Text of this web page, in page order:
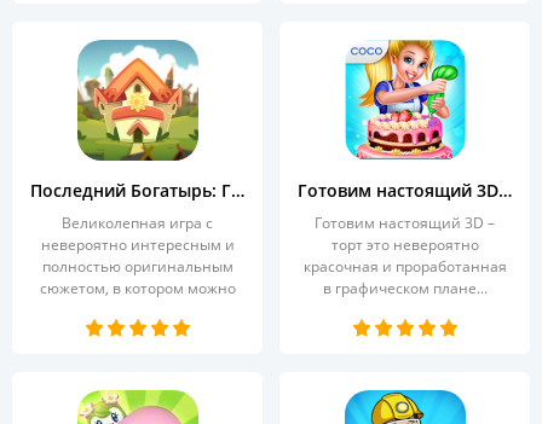
Последний Богатырь: Герои Белогорья
Великолепная игра с
невероятно интересным и
полностью оригинальным
сюжетом, в котором можно
Готовим настоящий 3D-торт
Готовим настоящий 3D –
торт это невероятно
красочная и проработанная
в графическом плане...